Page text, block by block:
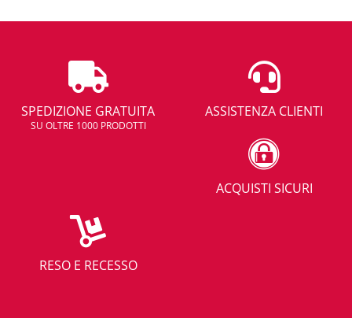
SPEDIZIONE GRATUITA
SU OLTRE 1000 PRODOTTI
ASSISTENZA CLIENTI
ACQUISTI SICURI
RESO E RECESSO